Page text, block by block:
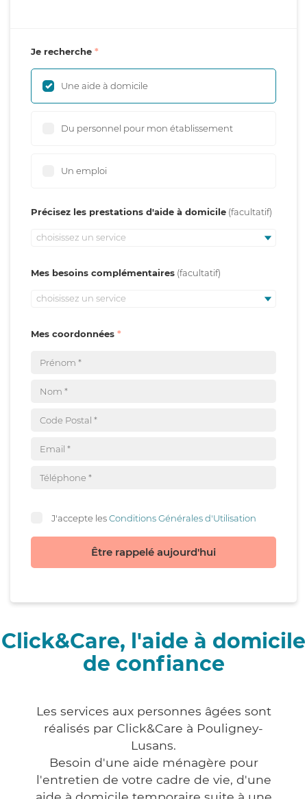
Je recherche
Une aide à domicile
Du personnel pour mon établissement
Un emploi
Précisez les prestations d'aide à domicile
choisissez un service
Mes besoins complémentaires
choisissez un service
Mes coordonnées
J'accepte lesConditions Générales d'Utilisation
Être rappelé aujourd'hui
Click&Care, l'aide à domicile
de confiance
Les services aux personnes âgées sont
réalisés par Click&Care à Pouligney-
Lusans.
Besoin d'une aide ménagère pour
l'entretien de votre cadre de vie, d'une